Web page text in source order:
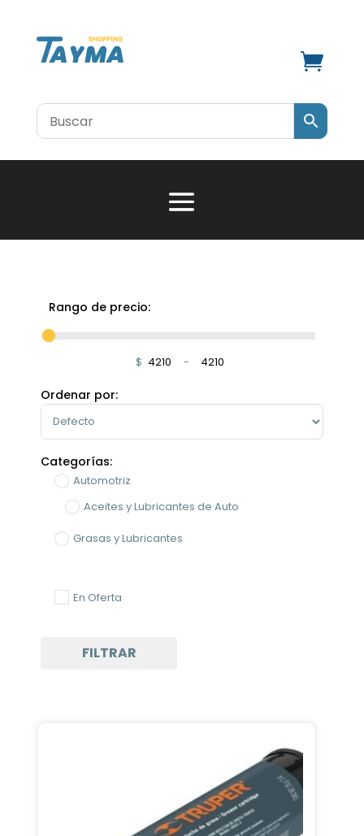

Rango de precio:
$ Minimum Price
-
Maximum Price
Ordenar por:
Sort Products
Categorías:
Automotriz
Aceites y Lubricantes de Auto
Grasas y Lubricantes
En Oferta
FILTRAR